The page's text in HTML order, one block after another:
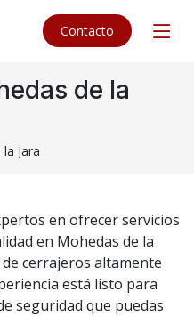
Contacto
de la
Jara
en ofrecer servicios
en Mohedas de la
cerrajeros altamente
está listo para
seguridad que puedas